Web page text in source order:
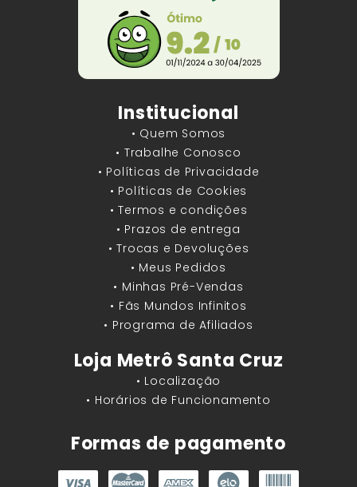
Institucional
• Quem Somos
• Trabalhe Conosco
• Políticas de Privacidade
• Políticas de Cookies
• Termos e condições
• Prazos de entrega
• Trocas e Devoluções
• Meus Pedidos
• Minhas Pré-Vendas
• Fãs Mundos Infinitos
• Programa de Afiliados
Loja Metrô Santa Cruz
• Localização
• Horários de Funcionamento
Formas de pagamento